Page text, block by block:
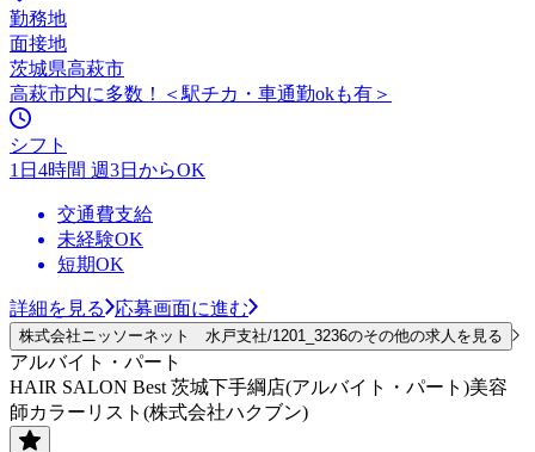
勤務地
面接地
茨城県高萩市
高萩市内に多数！＜駅チカ・車通勤okも有＞
シフト
1日4時間 週3日からOK
交通費支給
未経験OK
短期OK
詳細を見る 応募画面に進む
株式会社ニッソーネット 水戸支社/1201_3236のその他の求人を見る
アルバイト・パート
HAIR SALON Best 茨城下手綱店(アルバイト・パート)美容
師カラーリスト(株式会社ハクブン)